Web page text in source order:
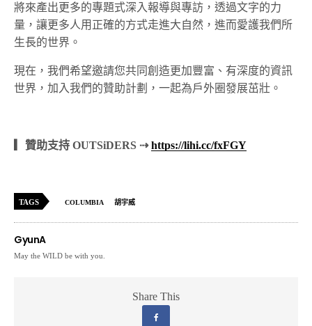
將來產出更多的專題式深入報導與專訪，透過文字的力
量，讓更多人用正確的方式走進大自然，進而愛護我們所
生長的世界。
現在，我們希望邀請您共同創造更加豐富、有深度的資訊
世界，加入我們的贊助計劃，一起為戶外圈發展茁壯。
▎贊助支持 OUTSiDERS ⇢https://lihi.cc/fxFGY
TAGS COLUMBIA 胡宇威
GyunA
May the WILD be with you.
Share This